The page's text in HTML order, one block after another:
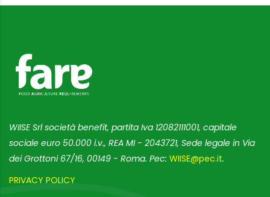
WIISE Srl società benefit, partita Iva 12082111001, capitale
sociale euro 50.000 i.v., REA MI - 2043721, Sede legale in Via
dei Grottoni 67/16, 00149 - Roma. Pec: WIISE@pec.it.
PRIVACY POLICY